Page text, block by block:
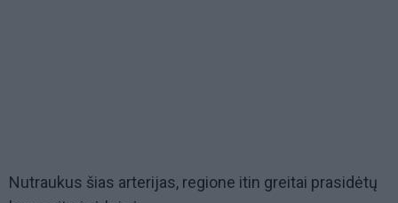
Nutraukus šias arterijas, regione itin greitai prasidėtų